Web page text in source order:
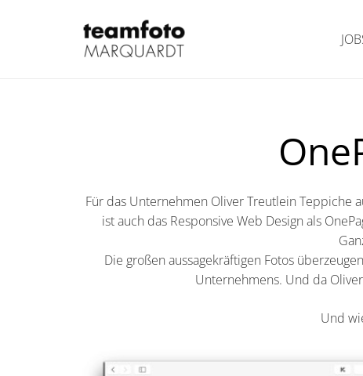
Für das Unternehmen Oliver Treutlein Teppiche
ist auch das Responsive Web Design als
Die großen aussagekräftigen Fotos
Unternehmens. Und da
Und